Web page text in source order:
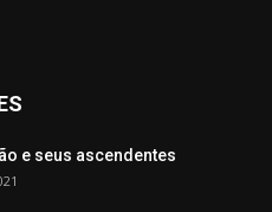
e seus ascendentes